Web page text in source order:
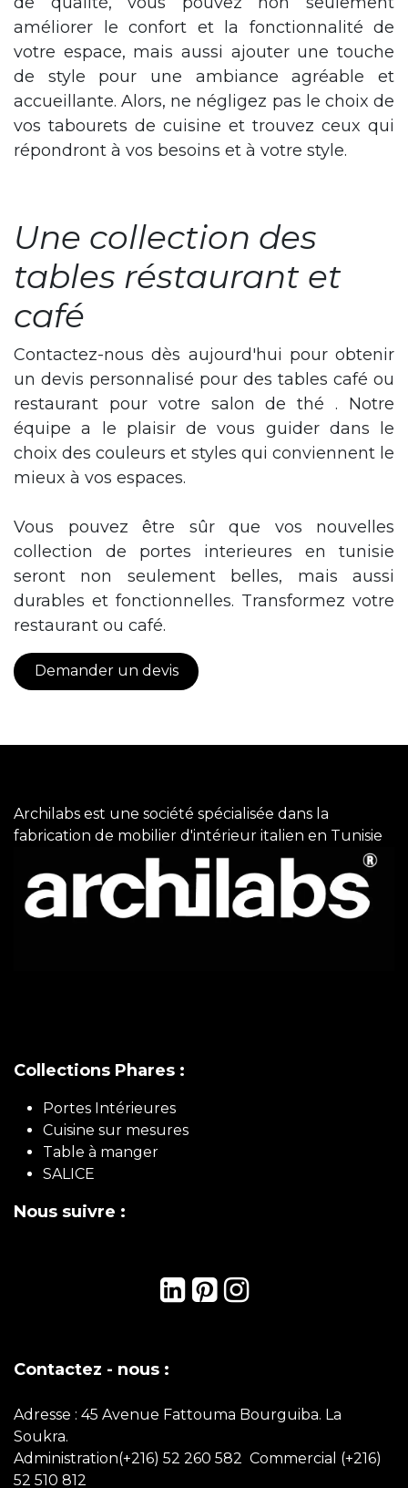
améliorer le confort et la fonctionnalité de
votre espace, mais aussi ajouter une touche
de style pour une ambiance agréable et
accueillante. Alors, ne négligez pas le choix de
vos tabourets de cuisine et trouvez ceux qui
répondront à vos besoins et à votre style.
Une collection des
tables réstaurant et
café
Contactez-nous dès aujourd'hui pour obtenir
un devis personnalisé pour des tables café ou
restaurant pour votre salon de thé . Notre
équipe a le plaisir de vous guider dans le
choix des couleurs et styles qui conviennent le
mieux à vos espaces.
Vous pouvez être sûr que vos nouvelles
collection de portes interieures en tunisie
seront non seulement belles, mais aussi
durables et fonctionnelles. Transformez votre
restaurant ou café.
Demander un devis
Archilabs est une société spécialisée dans la
fabrication de mobilier d'intérieur italien en Tunisie
Collections Phares :
Portes Intérieures
Cuisine sur mesures
Table à manger
SALICE
Nous suivre :
Contactez - nous :
Adresse : 45 Avenue Fattouma Bourguiba. La
Soukra.
Administration(+216) 52 260 582 Commercial (+216)
52 510 812